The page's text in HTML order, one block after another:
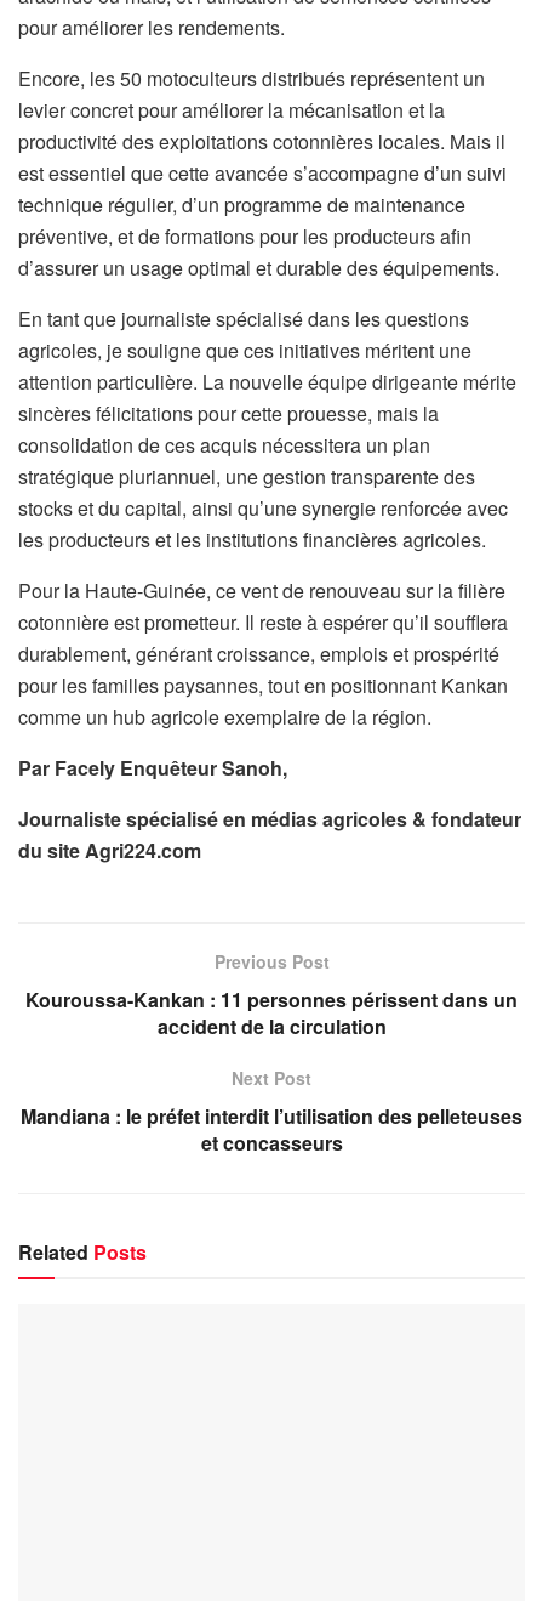
pour améliorer les rendements.
Encore, les 50 motoculteurs distribués représentent un
levier concret pour améliorer la mécanisation et la
productivité des exploitations cotonnières locales. Mais il
est essentiel que cette avancée s’accompagne d’un suivi
technique régulier, d’un programme de maintenance
préventive, et de formations pour les producteurs afin
d’assurer un usage optimal et durable des équipements.
En tant que journaliste spécialisé dans les questions
agricoles, je souligne que ces initiatives méritent une
attention particulière. La nouvelle équipe dirigeante mérite
sincères félicitations pour cette prouesse, mais la
consolidation de ces acquis nécessitera un plan
stratégique pluriannuel, une gestion transparente des
stocks et du capital, ainsi qu’une synergie renforcée avec
les producteurs et les institutions financières agricoles.
Pour la Haute-Guinée, ce vent de renouveau sur la filière
cotonnière est prometteur. Il reste à espérer qu’il soufflera
durablement, générant croissance, emplois et prospérité
pour les familles paysannes, tout en positionnant Kankan
comme un hub agricole exemplaire de la région.
Par Facely Enquêteur Sanoh,
Journaliste spécialisé en médias agricoles & fondateur
du site Agri224.com
Previous Post
Kouroussa-Kankan : 11 personnes périssent dans un
accident de la circulation
Next Post
Mandiana : le préfet interdit l’utilisation des pelleteuses
et concasseurs
Related Posts